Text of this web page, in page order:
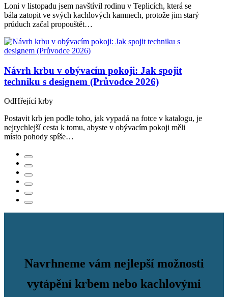
Loni v listopadu jsem navštívil rodinu v Teplicích, která se
bála zatopit ve svých kachlových kamnech, protože jim starý
průduch začal propouštět…
Návrh krbu v obývacím pokoji: Jak spojit
techniku s designem (Průvodce 2026)
OdHřející krby
Postavit krb jen podle toho, jak vypadá na fotce v katalogu, je
nejrychlejší cesta k tomu, abyste v obývacím pokoji měli
místo pohody spíše…
Navrhneme vám nejlepší možnosti
vytápění krbem nebo kachlovými